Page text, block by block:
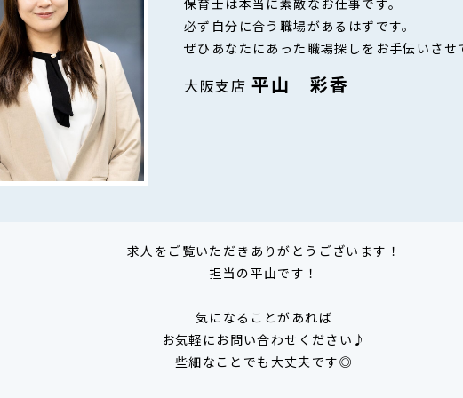
保育士は本当に素敵なお仕事です。
必ず自分に合う職場があるはずです。
ぜひあなたにあった職場探しをお手伝いさせ
大阪支店 平山 彩香
求人をご覧いただきありがとうございます！
担当の平山です！
気になることがあれば
お気軽にお問い合わせください♪
些細なことでも大丈夫です◎